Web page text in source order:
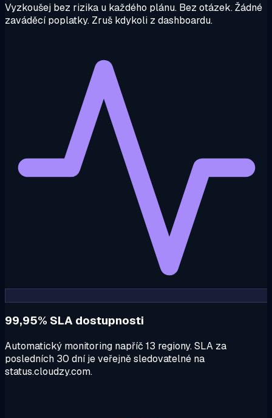
Vyzkoušej bez rizika u každého plánu. Bez otázek. Žádné
zaváděcí poplatky. Zruš kdykoli z dashboardu.
99,95% SLA dostupnosti
Automatický monitoring napříč 13 regiony. SLA za
posledních 30 dní je veřejně sledovatelné na
status.cloudzy.com.